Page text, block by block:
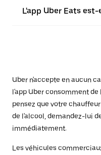
L'app Uber Eats
Uber n'accepte en aucun
l'app Uber consomment de
pensez que votre
de l'alcool, demandez-lui
immédiatement.
Les véhicules